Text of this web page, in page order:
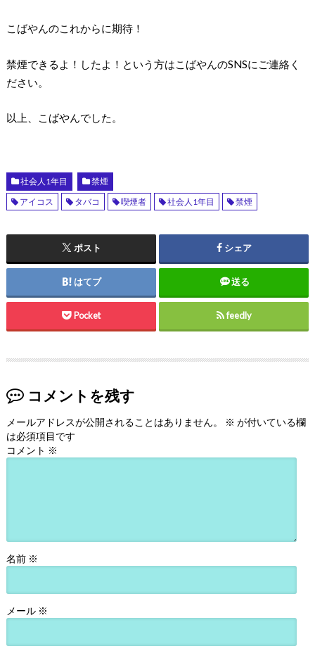
こばやんのこれからに期待！
禁煙できるよ！したよ！という方はこばやんのSNSにご連絡く
ださい。
以上、こばやんでした。
社会人1年目
禁煙
アイコス
タバコ 喫煙者 社会人1年目 禁煙
ポスト シェア
はてブ 送る
Pocket feedly
コメントを残す
メールアドレスが公開されることはありません。 ※ が付いている欄
は必須項目です
コメント ※
名前 ※
メール ※